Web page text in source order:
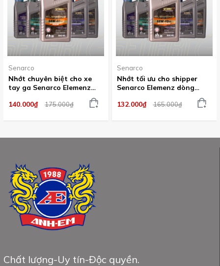
Senarco
Nhớt chuyên biệt cho xe
tay ga Senarco Elemenz
vận hành êm ái lâu dài trên
140.000₫ 175.000₫
Senarco
Nhớt tối ưu cho shipper
Senarco Elemenz dòng
tổng hợp pha trộn siêu tiết
kiệm
132.000₫ 165.000₫
Chất lượng-Uy tín-Độc quyền.